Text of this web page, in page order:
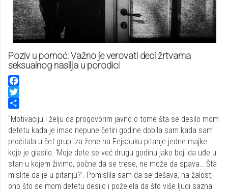
Poziv u pomoć: Važno je verovati deci žrtvama
seksualnog nasilja u porodici
Facebook
Twitter
Share
“Motivaciju i želju da progovorim javno o tome šta se desilo mom
detetu kada je imao nepune četiri godine dobila sam kada sam
pročitala u čet grupi za žene na Fejsbuku pitanje jedne majke
koje je glasilo: ‘Moje dete se već drugu godinu jako boji da uđe u
stan u kojem živimo, počne da se trese, ne može da spava… Šta
mislite da je u pitanju?’. Pomislila sam da se dešava, na žalost,
ono što se mom detetu desilo i poželela da što više ljudi sazna